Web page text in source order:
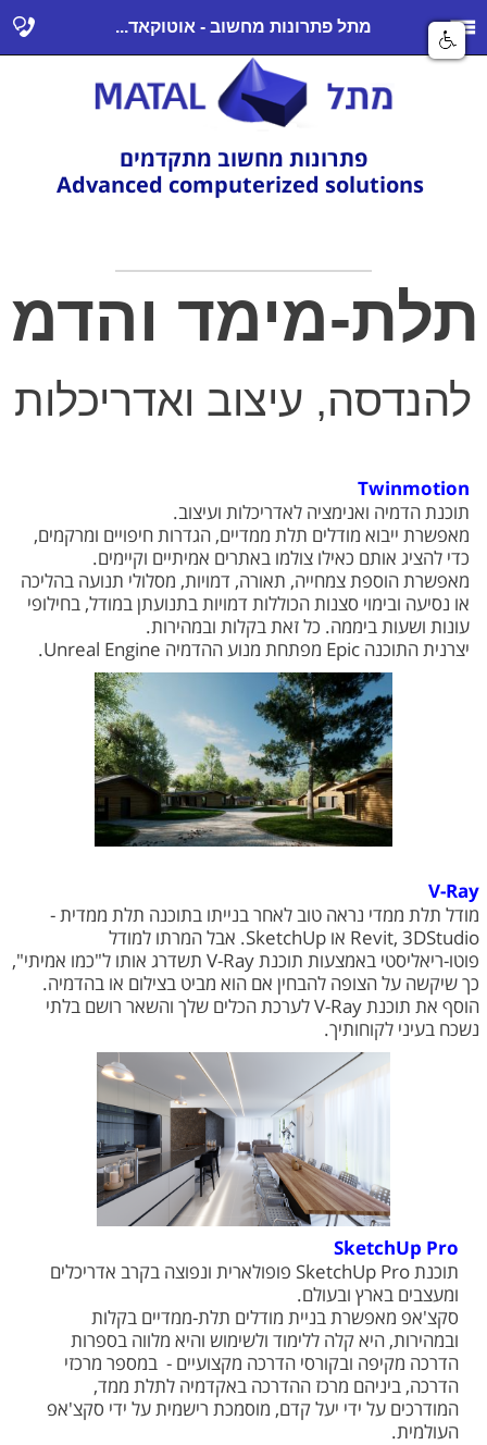
מתל פתרונות מחשוב - אוטוקאד...
פתרונות מחשוב מתקדמים
V-Ray
מודל תלת ממדי נראה טוב לאחר בנייתו בתוכנה תלת ממדית -
Revit, 3DStudio או SketchUp. אבל המרתו למודל
פוטו-ריאליסטי באמצעות תוכנת V-Ray תשדרג אותו ל"כמו אמיתי",
כך שיקשה על הצופה להבחין אם הוא מביט בצילום או בהדמיה.
הוסף את תוכנת V-Ray לערכת הכלים שלך והשאר רושם בלתי
נשכח בעיני לקוחותיך.
SketchUp Pro
תוכנת SketchUp Pro פופולארית ונפוצה בקרב אדריכלים
ומעצבים בארץ ובעולם.
סקצ'אפ מאפשרת בניית מודלים תלת-ממדיים בקלות
ובמהירות, היא קלה ללימוד ולשימוש והיא מלווה בספרות
הדרכה מקיפה ובקורסי הדרכה מקצועיים - במספר מרכזי
הדרכה, ביניהם מרכז ההדרכה באקדמיה לתלת ממד,
המודרכים על ידי יעל קדם, מוסמכת רישמית על ידי סקצ'אפ
העולמית.
Twinmotion
תוכנת הדמיה ואנימציה לאדריכלות ועיצוב.
מאפשרת ייבוא מודלים תלת ממדיים, הגדרות חיפויים ומרקמים,
כדי להציג אותם כאילו צולמו באתרים אמיתיים וקיימים.
מאפשרת הוספת צמחייה, תאורה, דמויות, מסלולי תנועה בהליכה
או נסיעה ובימוי סצנות הכוללות דמויות בתנועתן במודל, בחילופי
עונות ושעות ביממה. כל זאת בקלות ובמהירות.
יצרנית התוכנה Epic מפתחת מנוע ההדמיה Unreal Engine.
תלת-מימד
להנדסה, עיצוב ואדריכלות